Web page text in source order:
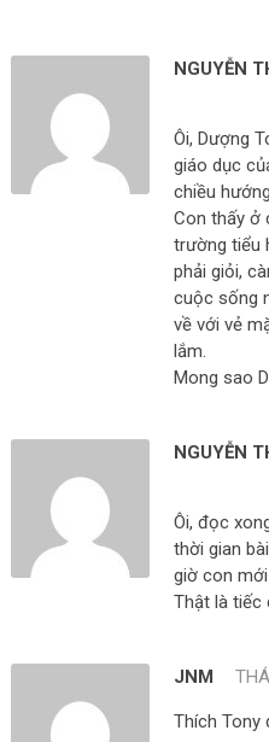
NGUYỄN
Ôi, Dượng
giáo dục
chiều
Con thấy ở
trường tiểu
phải giỏi,
cuộc sống
về với vẻ
lắm.
Mong sao
NGUYỄN
Ôi, đọc
thời gian
giờ con
Thật là tiếc
JNM
Thích Tony